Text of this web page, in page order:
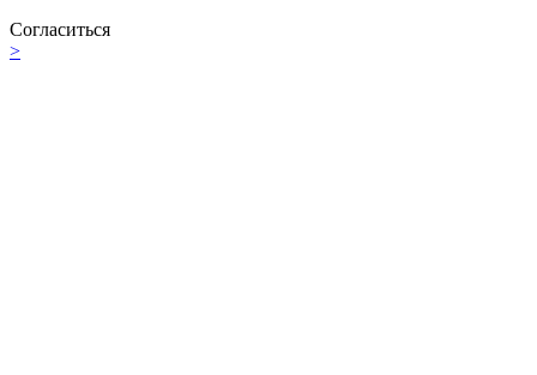
Согласиться
>